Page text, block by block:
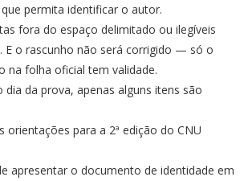
permita identificar o autor.
fora do espaço delimitado ou ilegíveis
E o rascunho não será corrigido — só o
na folha oficial tem validade.
dia da prova, apenas alguns itens são
orientações para a 2ª edição do CNU
apresentar o documento de identidade em